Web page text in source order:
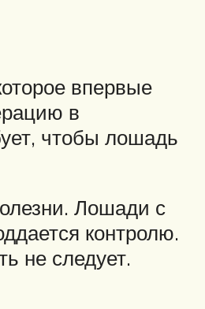
впервые
в
чтобы лошадь
Лошади с
контролю.
не следует.